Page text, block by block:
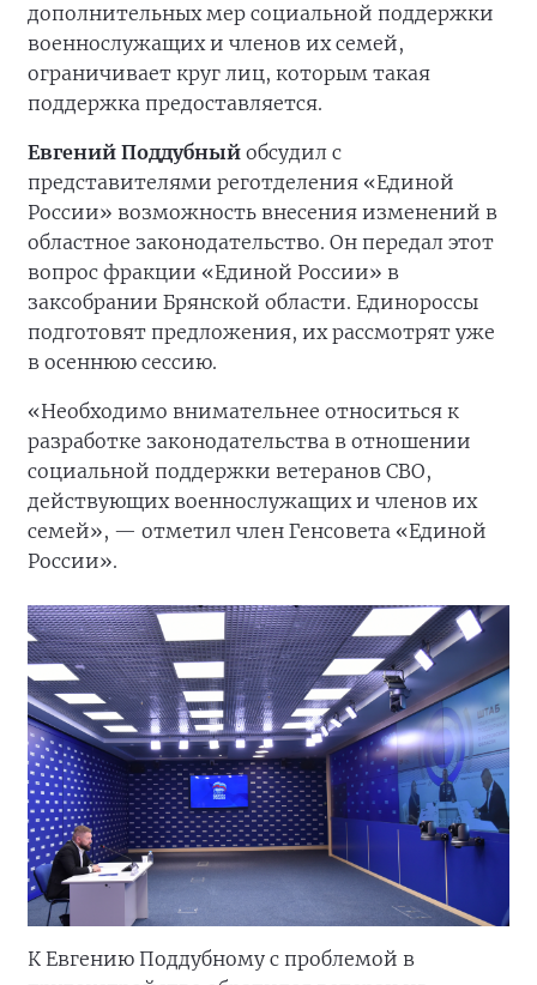
дополнительных мер социальной поддержки
военнослужащих и членов их семей,
ограничивает круг лиц, которым такая
поддержка предоставляется.
Евгений Поддубный обсудил с
представителями реготделения «Единой
России» возможность внесения изменений в
областное законодательство. Он передал этот
вопрос фракции «Единой России» в
заксобрании Брянской области. Единороссы
подготовят предложения, их рассмотрят уже
в осеннюю сессию.
«Необходимо внимательнее относиться к
разработке законодательства в отношении
социальной поддержки ветеранов СВО,
действующих военнослужащих и членов их
семей», — отметил член Генсовета «Единой
России».
К Евгению Поддубному с проблемой в